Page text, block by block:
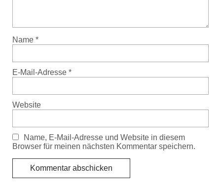
Name *
E-Mail-Adresse *
Website
Name, E-Mail-Adresse und Website in diesem
Browser für meinen nächsten Kommentar speichern.